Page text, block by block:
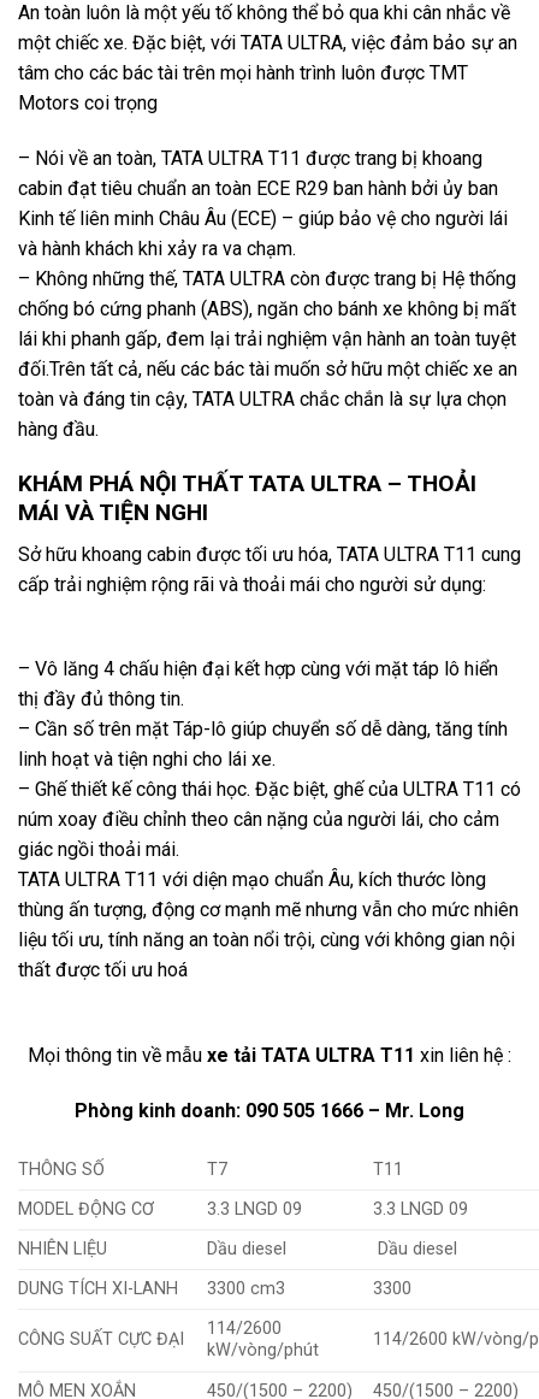
An toàn luôn là một yếu tố không thể bỏ qua khi cân nhắc về
một chiếc xe. Đặc biệt, với TATA ULTRA, việc đảm bảo sự an
tâm cho các bác tài trên mọi hành trình luôn được TMT
Motors coi trọng
– Nói về an toàn, TATA ULTRA T11 được trang bị khoang
cabin đạt tiêu chuẩn an toàn ECE R29 ban hành bởi ủy ban
Kinh tế liên minh Châu Âu (ECE) – giúp bảo vệ cho người lái
và hành khách khi xảy ra va chạm.
– Không những thế, TATA ULTRA còn được trang bị Hệ thống
chống bó cứng phanh (ABS), ngăn cho bánh xe không bị mất
lái khi phanh gấp, đem lại trải nghiệm vận hành an toàn tuyệt
đối.Trên tất cả, nếu các bác tài muốn sở hữu một chiếc xe an
toàn và đáng tin cậy, TATA ULTRA chắc chắn là sự lựa chọn
hàng đầu.
KHÁM PHÁ NỘI THẤT TATA ULTRA – THOẢI
MÁI VÀ TIỆN NGHI
Sở hữu khoang cabin được tối ưu hóa, TATA ULTRA T11 cung
cấp trải nghiệm rộng rãi và thoải mái cho người sử dụng:
– Vô lăng 4 chấu hiện đại kết hợp cùng với mặt táp lô hiển
thị đầy đủ thông tin.
– Cần số trên mặt Táp-lô giúp chuyển số dễ dàng, tăng tính
linh hoạt và tiện nghi cho lái xe.
– Ghế thiết kế công thái học. Đặc biệt, ghế của ULTRA T11 có
núm xoay điều chỉnh theo cân nặng của người lái, cho cảm
giác ngồi thoải mái.
TATA ULTRA T11 với diện mạo chuẩn Âu, kích thước lòng
thùng ấn tượng, động cơ mạnh mẽ nhưng vẫn cho mức nhiên
liệu tối ưu, tính năng an toàn nổi trội, cùng với không gian nội
thất được tối ưu hoá
Mọi thông tin về mẫu xe tải TATA ULTRA T11 xin liên hệ :
Phòng kinh doanh: 090 505 1666 – Mr. Long
THÔNG SỐ T7
T11
MODEL ĐỘNG CƠ
3.3 LNGD 09
3.3 LNGD 09
NHIÊN LIỆU
Dầu diesel
Dầu diesel
DUNG TÍCH XI-LANH
3300 cm3 3300
CÔNG SUẤT CỰC ĐẠI
114/2600
kW/vòng/phút
114/2600 kW/vòng/
MÔ MEN XOẮN 450/(1500 – 2200) 450/(1500 – 2200)